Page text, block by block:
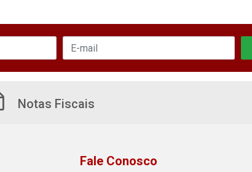
Notas Fiscais
Fale Conosco